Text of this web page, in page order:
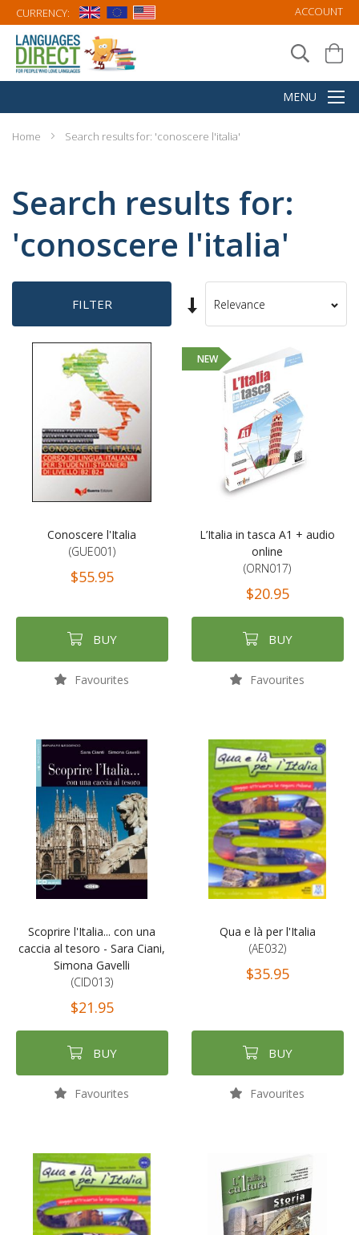
CURRENCY: ACCOUNT
Home Search results for: 'conoscere l'italia'
Search results for:
'conoscere l'italia'
FILTER
Set
Ascending
Sort
Conoscere l'Italia
(GUE001)
$55.95
BUY
Favourites
NEW
L’Italia in tasca A1 + audio
online
(ORN017)
$20.95
BUY
Favourites
Scoprire l'Italia... con una
caccia al tesoro - Sara Ciani,
Simona Gavelli
(CID013)
$21.95
BUY
Favourites
Qua e là per l'Italia
(AE032)
$35.95
BUY
Favourites